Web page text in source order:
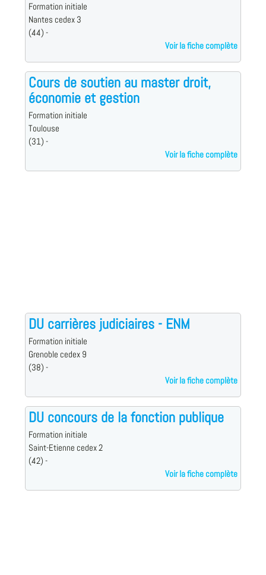
Formation initiale
Nantes cedex 3
(44) -
Voir la fiche complète
Cours de soutien au master droit,
économie et gestion
Formation initiale
Toulouse
(31) -
Voir la fiche complète
DU carrières judiciaires - ENM
Formation initiale
Grenoble cedex 9
(38) -
Voir la fiche complète
DU concours de la fonction publique
Formation initiale
Saint-Etienne cedex 2
(42) -
Voir la fiche complète